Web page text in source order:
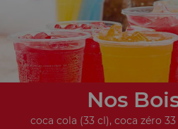
Nos
coca cola (33 cl), coca zéro